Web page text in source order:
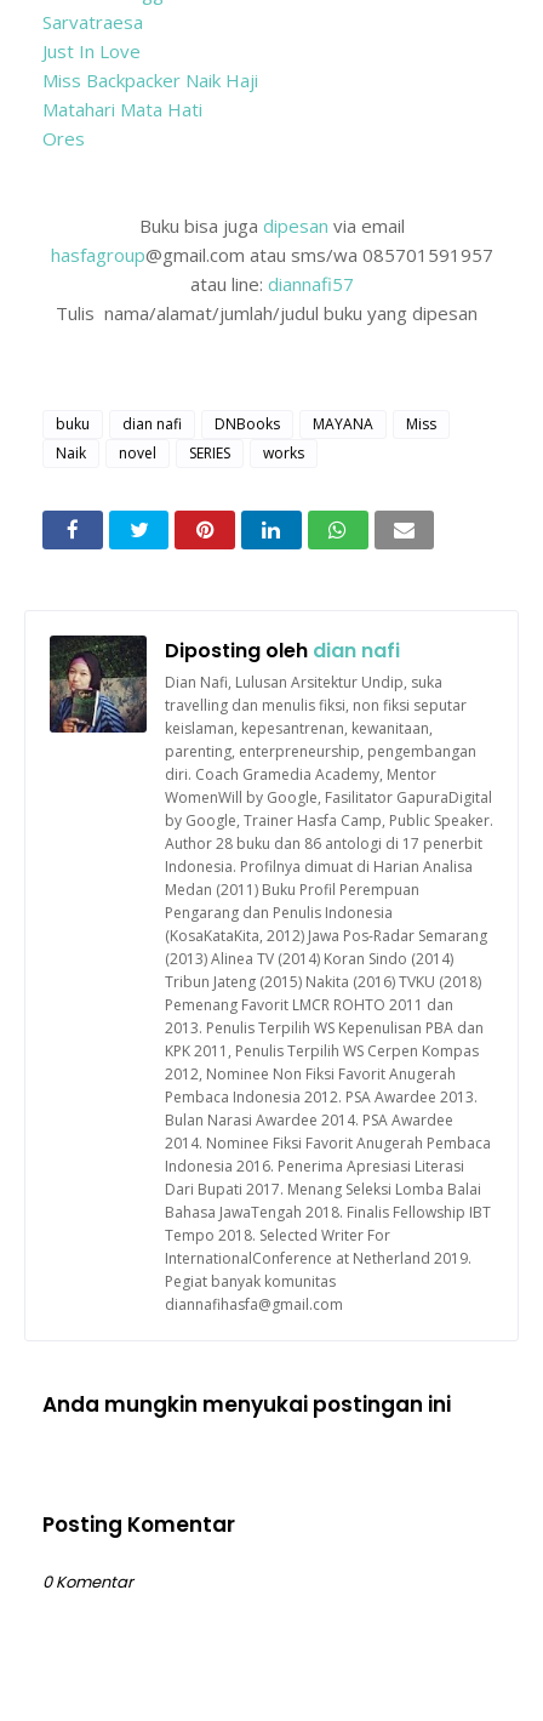
Sarvatraesa
Just In Love
Miss Backpacker Naik Haji
Matahari Mata Hati
Ores
Buku bisa juga dipesan via email
hasfagroup@gmail.com atau sms/wa 085701591957
atau line: diannafi57
Tulis nama/alamat/jumlah/judul buku yang dipesan
buku dian nafi DNBooks MAYANA
Miss
Naik
novel SERIES works
Diposting oleh dian nafi
Dian Nafi, Lulusan Arsitektur Undip, suka
travelling dan menulis fiksi, non fiksi seputar
keislaman, kepesantrenan, kewanitaan,
parenting, enterpreneurship, pengembangan
diri. Coach Gramedia Academy, Mentor
WomenWill by Google, Fasilitator GapuraDigital
by Google, Trainer Hasfa Camp, Public Speaker.
Author 28 buku dan 86 antologi di 17 penerbit
Indonesia. Profilnya dimuat di Harian Analisa
Medan (2011) Buku Profil Perempuan
Pengarang dan Penulis Indonesia
(KosaKataKita, 2012) Jawa Pos-Radar Semarang
(2013) Alinea TV (2014) Koran Sindo (2014)
Tribun Jateng (2015) Nakita (2016) TVKU (2018)
Pemenang Favorit LMCR ROHTO 2011 dan
2013. Penulis Terpilih WS Kepenulisan PBA dan
KPK 2011, Penulis Terpilih WS Cerpen Kompas
2012, Nominee Non Fiksi Favorit Anugerah
Pembaca Indonesia 2012. PSA Awardee 2013.
Bulan Narasi Awardee 2014. PSA Awardee
2014. Nominee Fiksi Favorit Anugerah Pembaca
Indonesia 2016. Penerima Apresiasi Literasi
Dari Bupati 2017. Menang Seleksi Lomba Balai
Bahasa JawaTengah 2018. Finalis Fellowship IBT
Tempo 2018. Selected Writer For
InternationalConference at Netherland 2019.
Pegiat banyak komunitas
diannafihasfa@gmail.com
Anda mungkin menyukai postingan ini
Posting Komentar
0 Komentar